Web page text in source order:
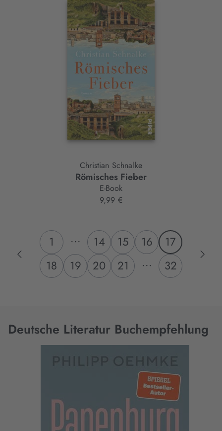
Christian Schnalke
Römisches Fieber
E-Book
9,99 €
1 ... 14 15 16
17
18
19 20 21 ... 32
Deutsche Literatur Buchempfehlung